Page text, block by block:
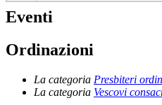
Eventi
Ordinazioni
La categoria Presbiteri
La categoria Vescovi